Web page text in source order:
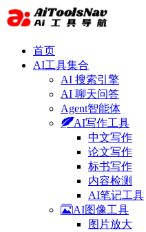
首页
AI工具集合
AI 搜索引擎
AI 聊天问答
Agent智能体
AI写作工具
中文写作
论文写作
标书写作
内容检测
AI笔记工具
AI图像工具
图片放大